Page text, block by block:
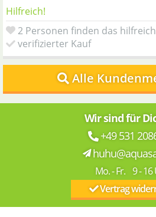
Hilfreich!
2 Personen finden das hilfreich
verifizierter Kauf
Alle
Wir sind für
+49 531
Mo. - Fr. 9 - 16
Vertrag